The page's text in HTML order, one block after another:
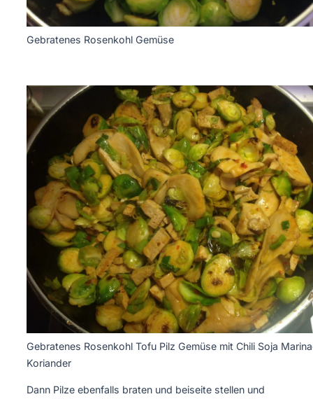
Gebratenes Rosenkohl Gemüse
Gebratenes Rosenkohl Tofu Pilz Gemüse mit Chili Soja
Koriander
Dann Pilze ebenfalls braten und beiseite stellen und